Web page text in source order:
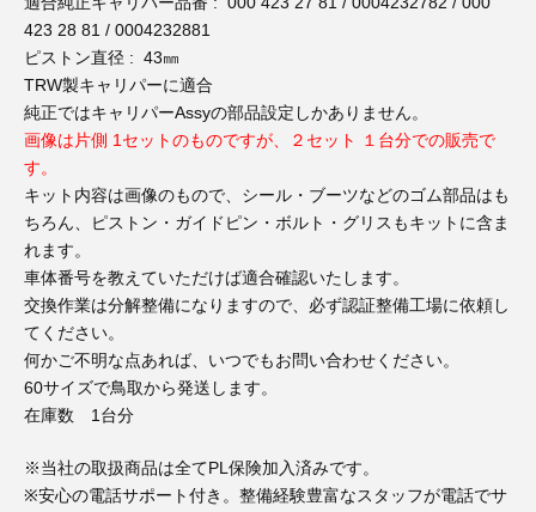
423 28 81 / 0004232881
ピストン直径 : 43㎜
TRW製キャリパーに適合
純正ではキャリパーAssyの部品設定しかありません。
画像は片側 1セットのものですが、２セット １台分での販売で
す。
キット内容は画像のもので、シール・ブーツなどのゴム部品はも
ちろん、ピストン・ガイドピン・ボルト・グリスもキットに含ま
れます。
車体番号を教えていただけば適合確認いたします。
交換作業は分解整備になりますので、必ず認証整備工場に依頼し
てください。
何かご不明な点あれば、いつでもお問い合わせください。
60サイズで鳥取から発送します。
在庫数 1台分
※当社の取扱商品は全てPL保険加入済みです。
※安心の電話サポート付き。整備経験豊富なスタッフが電話でサ